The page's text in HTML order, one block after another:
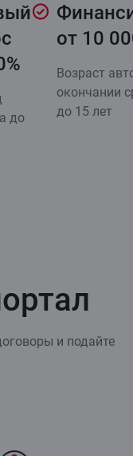
до
от 10
Возраст
окончании
до 15 лет
и подайте